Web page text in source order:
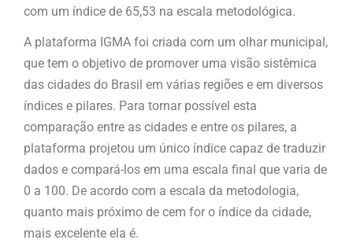
com um índice de 65,53 na escala metodológica.
A plataforma IGMA foi criada com um olhar municipal,
que tem o objetivo de promover uma visão sistêmica
das cidades do Brasil em várias regiões e em diversos
índices e pilares. Para tornar possível esta
comparação entre as cidades e entre os pilares, a
plataforma projetou um único índice capaz de traduzir
dados e compará-los em uma escala final que varia de
0 a 100. De acordo com a escala da metodologia,
quanto mais próximo de cem for o índice da cidade,
mais excelente ela é.